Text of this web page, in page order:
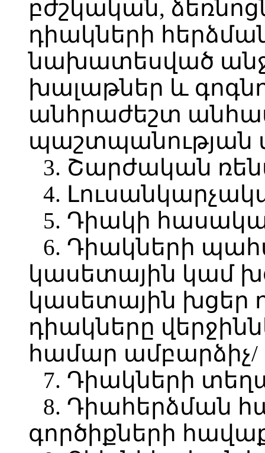
բժշկական,
դիակների
նախատեսված
խալաթներ և
անհրաժեշտ
պաշտպանության
3. Շարժական
4.
5. Դիակի
6. Դիակների
կասետային կամ
կասետային խցեր
դիակները
համար ամբարձիչ/
7. Դիակների
8. Դիահերձման
գործիքների